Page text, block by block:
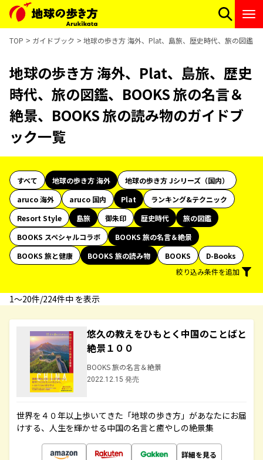
TOP ガイドブック 地球の歩き方 海外、Plat、島旅、歴史時代、旅の図鑑
地球の歩き方 海外、Plat、島旅、歴史
時代、旅の図鑑、BOOKS 旅の名言＆
絶景、BOOKS 旅の読み物のガイドブ
ック一覧
すべて 地球の歩き方 海外
地球の歩き方 Jシリーズ（国内）
aruco 海外
aruco 国内 Plat
ランキング&テクニック
Resort Style
島旅 御朱印 歴史時代
旅の図鑑
BOOKS スペシャルコラボ
BOOKS 旅の名言＆絶景
BOOKS 旅と健康
BOOKS 旅の読み物 BOOKS
D-Books
絞り込み条件を追加
1〜20件/224件中 を表示
悠久の教えをひもとく中国のことばと
絶景１００
BOOKS 旅の名言＆絶景
2022.12.15 発売
世界を４０年以上歩いてきた「地球の歩き方」があなたにお届
けする、人生を輝かせる中国の名言と癒やしの絶景集
詳細を見る